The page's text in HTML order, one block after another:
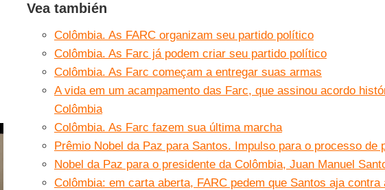
Vea también
Colômbia. As FARC organizam seu partido político
Colômbia. As Farc já podem criar seu partido político
Colômbia. As Farc começam a entregar suas armas
A vida em um acampamento das Farc, que assinou acordo
Colômbia
Colômbia. As Farc fazem sua última marcha
Prêmio Nobel da Paz para Santos. Impulso para o processo de
Nobel da Paz para o presidente da Colômbia, Juan Manuel
Colômbia: em carta aberta, FARC pedem que Santos aja